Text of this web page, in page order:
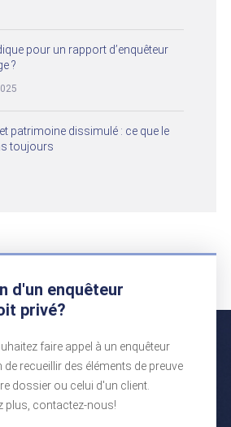
pour un rapport d’enquêteur
?
patrimoine dissimulé : ce que le
toujours
d'un enquêteur
privé?
faire appel à un enquêteur
de recueillir des éléments de preuve
dossier ou celui d'un client.
plus, contactez-nous!